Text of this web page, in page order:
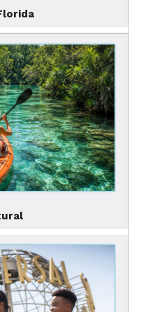
edificio y las
días actualmente.
es la de Modern
medidas que está
Building para ser un
sostenibilidad y un